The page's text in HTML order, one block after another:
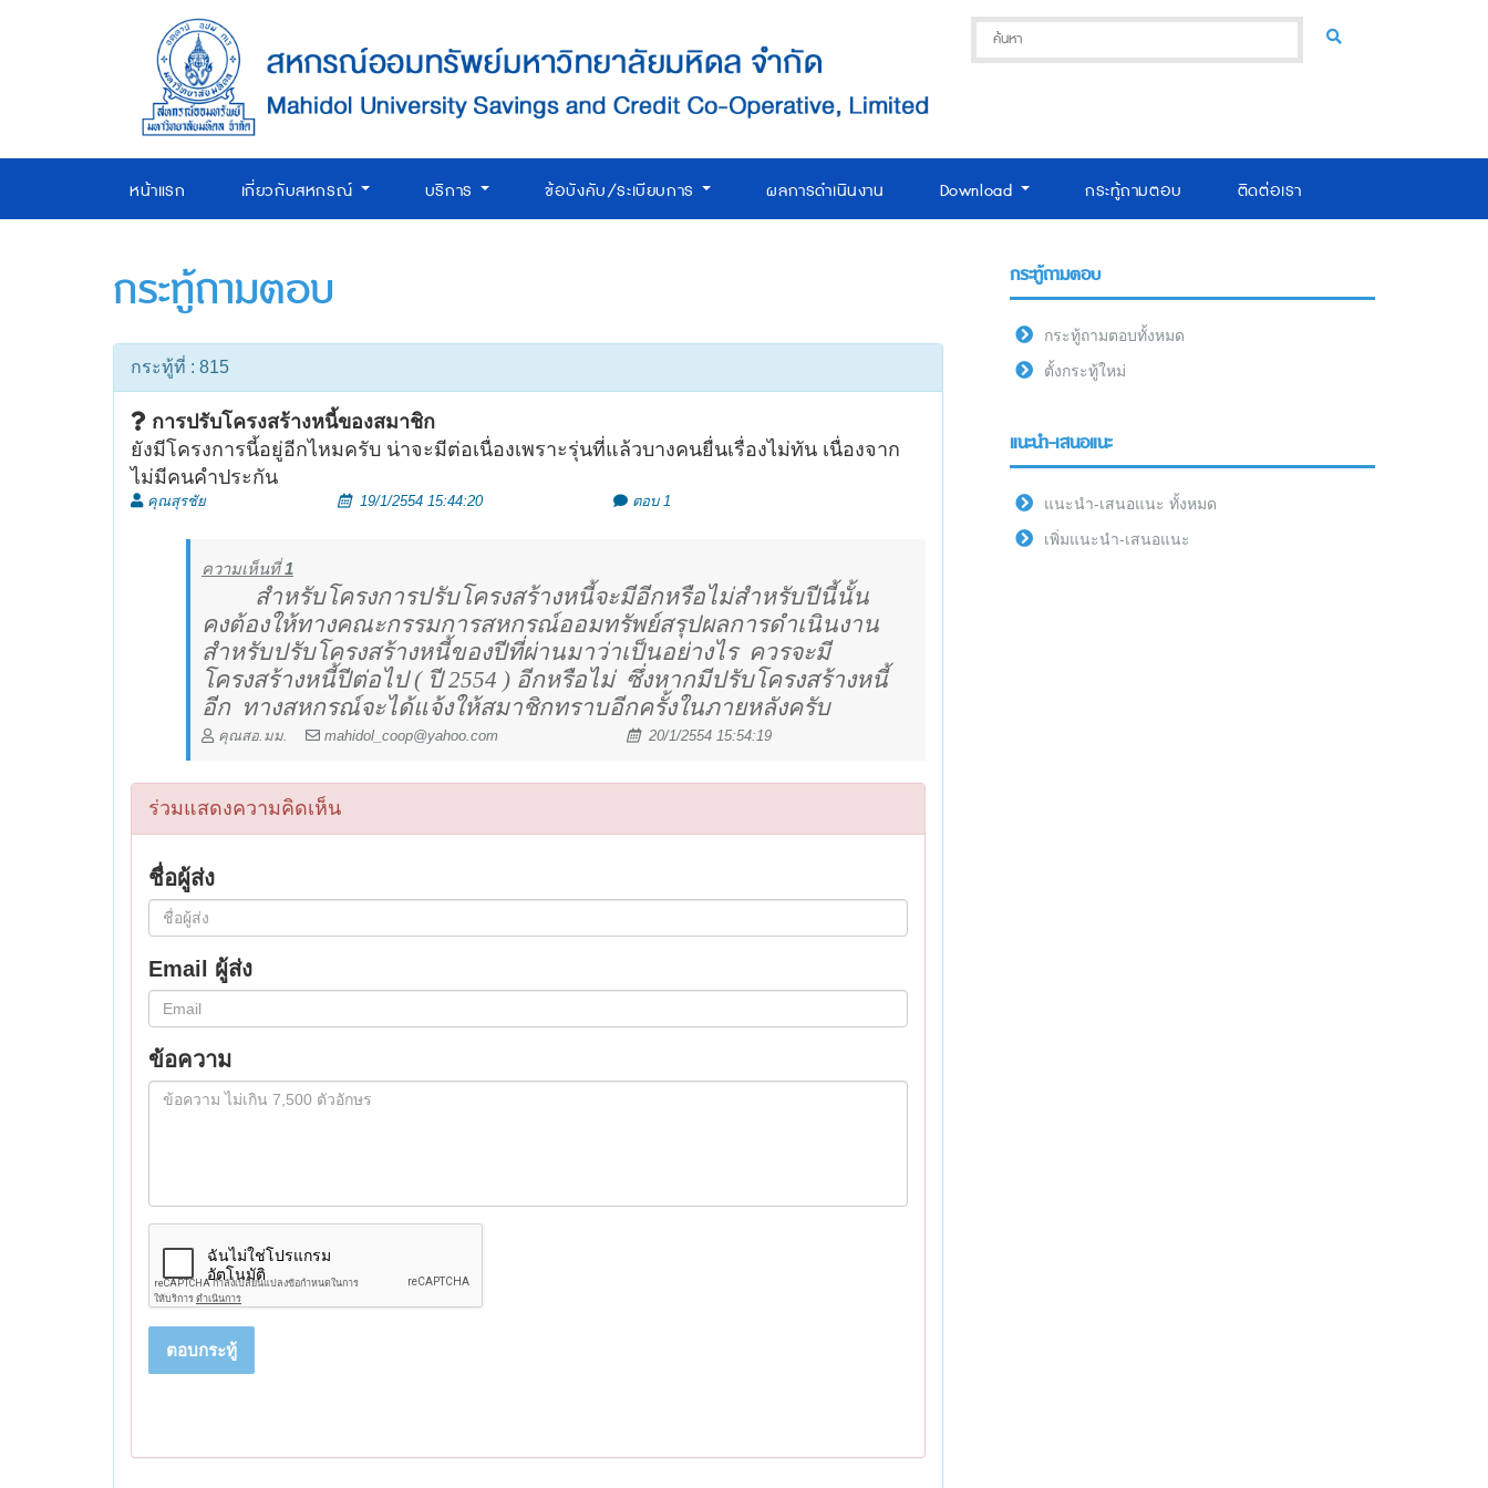
หน้าแรก เกี่ยวกับสหกรณ์ บริการ ข้อบังคับ/ระเบียบการ ผลการดำเนินงาน Download กระทู้ถามตอบ ติดต่อเรา
กระทู้ถามตอบ
กระทู้ที่ : 815
การปรับโครงสร้างหนี้ของสมาชิก
ยังมีโครงการนี้อยู่อีกไหมครับ น่าจะมีต่อเนื่องเพราะรุ่นที่แล้วบางคนยื่นเรื่องไม่ทัน เนื่องจาก
ไม่มีคนคำประกัน
คุณสุรชัย 19/1/2554 15:44:20 ตอบ 1
ความเห็นที่1
สำหรับโครงการปรับโครงสร้างหนี้จะมีอีกหรือไม่สำหรับปีนี้นั้น
คงต้องให้ทางคณะกรรมการสหกรณ์ออมทรัพย์สรุปผลการดำเนินงาน
สำหรับปรับโครงสร้างหนี้ของปีที่ผ่านมาว่าเป็นอย่างไร ควรจะมี
โครงสร้างหนี้ปีต่อไป ( ปี 2554 ) อีกหรือไม่ ซึ่งหากมีปรับโครงสร้างหนี้
อีก ทางสหกรณ์จะได้แจ้งให้สมาชิกทราบอีกครั้งในภายหลังครับ
คุณสอ.มม. mahidol_coop@yahoo.com 20/1/2554 15:54:19
ร่วมแสดงความคิดเห็น
ชื่อผู้ส่ง
Email ผู้ส่ง
ข้อความ
ตอบกระทู้
กระทู้ถามตอบ
กระทู้ถามตอบทั้งหมด
ตั้งกระทู้ใหม่
แนะนำ-เสนอแนะ
แนะนำ-เสนอแนะ ทั้งหมด
เพิ่มแนะนำ-เสนอแนะ